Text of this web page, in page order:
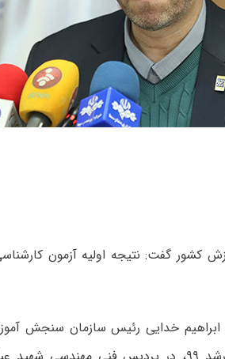
ابراهیم خدایی رئیس سازمان سنجش